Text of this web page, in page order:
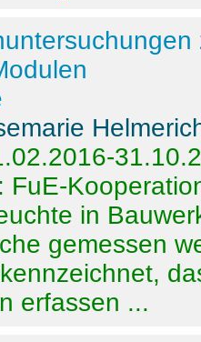
FuE-
in
gemessen
erfassen ...